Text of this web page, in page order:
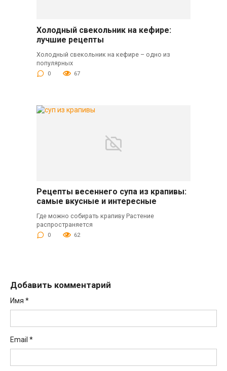
Холодный свекольник на кефире:
лучшие рецепты
Холодный свекольник на кефире – одно из
популярных
0 67
Рецепты весеннего супа из крапивы:
самые вкусные и интересные
Где можно собирать крапиву Растение
распространяется
0 62
Добавить комментарий
Имя *
Email *